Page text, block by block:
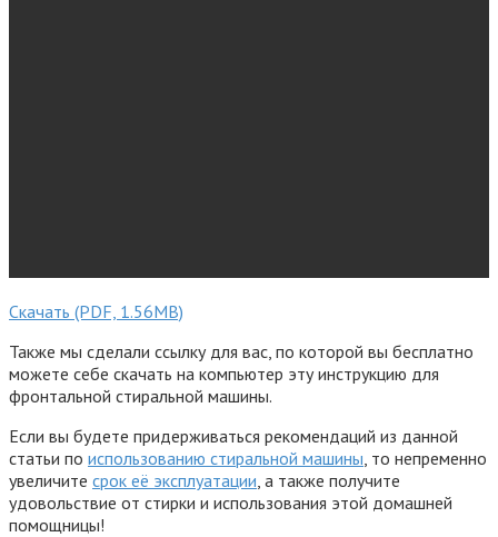
Скачать (PDF, 1.56MB)
Также мы сделали ссылку для вас, по которой вы бесплатно
можете себе скачать на компьютер эту инструкцию для
фронтальной стиральной машины.
Если вы будете придерживаться рекомендаций из данной
статьи по использованию стиральной машины , то непременно
увеличите срок её эксплуатации , а также получите
удовольствие от стирки и использования этой домашней
помощницы!